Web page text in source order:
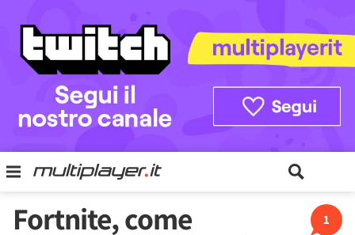
1
Fortnite, come